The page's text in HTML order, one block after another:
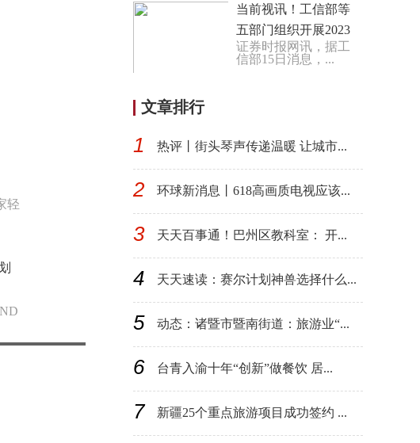
轻
当前视讯！工信部等
五部门组织开展2023
年新能源汽车下乡活
证券时报网讯，据工
信部15日消息，...
文章排行
1 热评丨街头琴声传递温暖 让城市...
2 环球新消息丨618高画质电视应该...
3 天天百事通！巴州区教科室： 开...
4 天天速读：赛尔计划神兽选择什么...
5 动态：诸暨市暨南街道：旅游业“...
6 台青入渝十年“创新”做餐饮 居...
7 新疆25个重点旅游项目成功签约 ...